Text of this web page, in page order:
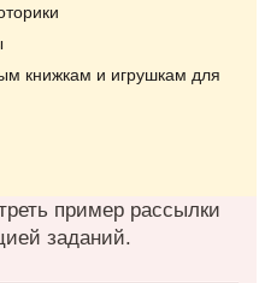
книжкам и игрушкам для
пример рассылки
заданий.